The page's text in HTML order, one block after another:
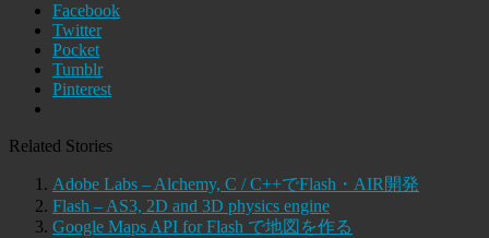
Facebook
Twitter
Pocket
Tumblr
Pinterest
Related Stories
Adobe Labs – Alchemy, C / C++でFlash・AIR開発
Flash – AS3, 2D and 3D physics engine
Google Maps API for Flash で地図を作る